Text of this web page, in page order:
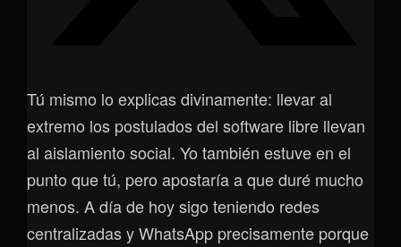
Tú mismo lo explicas divinamente: llevar al
extremo los postulados del software libre llevan
al aislamiento social. Yo también estuve en el
punto que tú, pero apostaría a que duré mucho
menos. A día de hoy sigo teniendo redes
centralizadas y WhatsApp precisamente porque